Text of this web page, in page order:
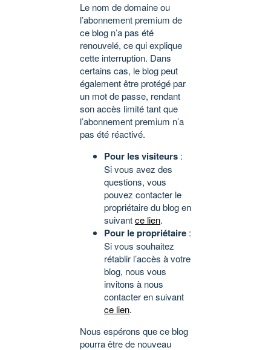
Le nom de domaine ou
l’abonnement premium de
ce blog n’a pas été
renouvelé, ce qui explique
cette interruption. Dans
certains cas, le blog peut
également être protégé par
un mot de passe, rendant
son accès limité tant que
l’abonnement premium n’a
pas été réactivé.
Pour les visiteurs :
Si vous avez des
questions, vous
pouvez contacter le
propriétaire du blog en
suivantce lien.
Pour le propriétaire :
Si vous souhaitez
rétablir l’accès à votre
blog, nous vous
invitons à nous
contacter en suivant
ce lien.
Nous espérons que ce blog
pourra être de nouveau